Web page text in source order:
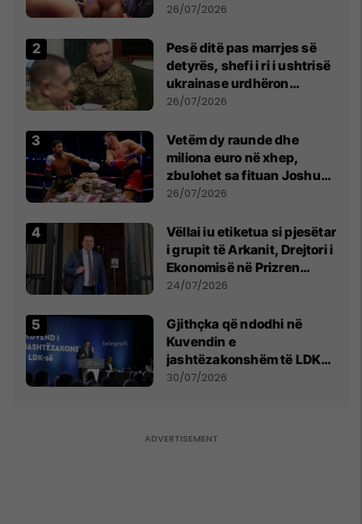
26/07/2026
Pesë ditë pas marrjes së
detyrës, shefi i ri i ushtrisë
ukrainase urdhëron
kontroll të madh
26/07/2026
Vetëm dy raunde dhe
miliona euro në xhep,
zbulohet sa fituan Joshua
e Prenga
26/07/2026
Vëllai iu etiketua si pjesëtar
i grupit të Arkanit, Drejtori i
Ekonomisë në Prizren
mohon pretendimet
24/07/2026
Gjithçka që ndodhi në
Kuvendin e
jashtëzakonshëm të LDK-
së
30/07/2026